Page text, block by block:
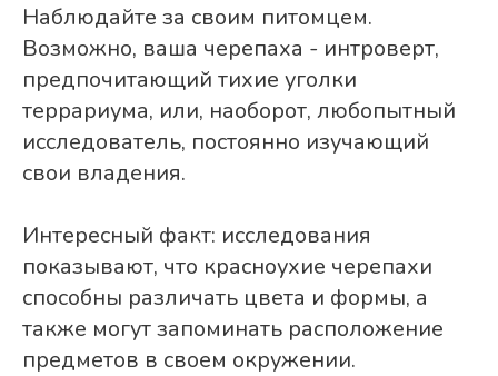
Наблюдайте за своим питомцем.
Возможно, ваша черепаха - интроверт,
предпочитающий тихие уголки
террариума, или, наоборот, любопытный
исследователь, постоянно изучающий
свои владения.
Интересный факт: исследования
показывают, что красноухие черепахи
способны различать цвета и формы, а
также могут запоминать расположение
предметов в своем окружении.